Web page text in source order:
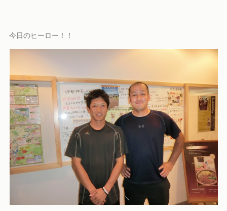
今日のヒーロー！！